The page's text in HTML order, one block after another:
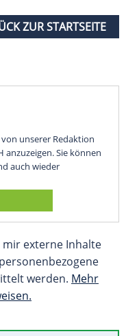
ZUR STARTSEITE
unserer Redaktion
Sie können
auch wieder
externe Inhalte
werden. Mehr